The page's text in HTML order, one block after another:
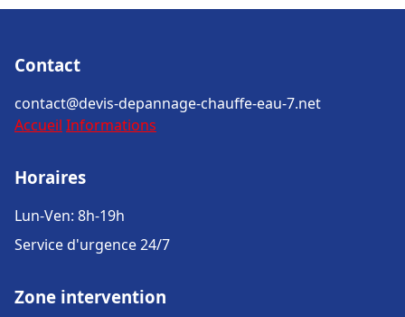
Contact
contact@devis-depannage-chauffe-eau-7.net
Accueil Informations
Horaires
Lun-Ven: 8h-19h
Service d'urgence 24/7
Zone intervention